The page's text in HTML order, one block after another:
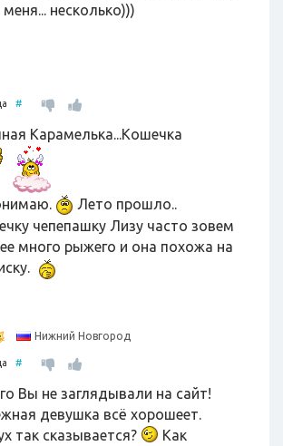
меня... несколько)))
#
Карамелька...Кошечка
Лето прошло..
чепепашку Лизу часто зовем
много рыжего и она похожа на
Нижний Новгород
#
Вы не заглядывали на сайт!
девушка всё хорошеет.
так сказывается?
Как